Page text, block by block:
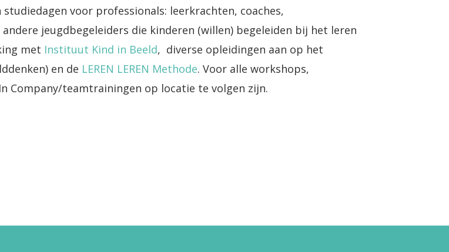
voor professionals: leerkrachten, coaches,
jeugdbegeleiders die kinderen (willen) begeleiden bij het leren
met Instituut Kind in Beeld, diverse opleidingen aan op het
en de LEREN LEREN Methode. Voor alle workshops,
Company/teamtrainingen op locatie te volgen zijn.